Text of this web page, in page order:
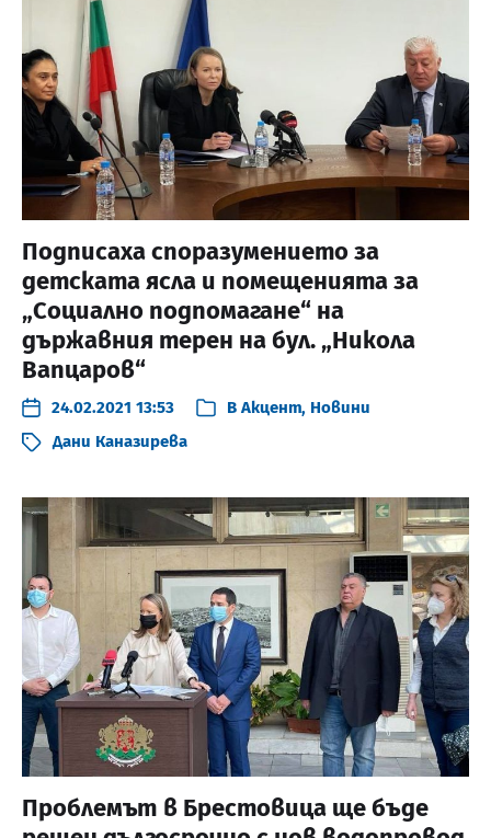
Подписаха споразумението за
детската ясла и помещенията за
„Социално подпомагане“ на
държавния терен на бул. „Никола
Вапцаров“
24.02.2021 13:53 В Акцент, Новини
Дани Каназирева
Проблемът в Брестовица ще бъде